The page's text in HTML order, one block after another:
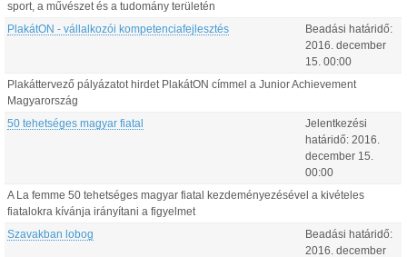
sport, a művészet és a tudomány területén
PlakátON - vállalkozói kompetenciafejlesztés
Beadási határidő:
2016. december
15 00:00
Plakáttervező pályázatot hirdet PlakátON címmel a Junior Achievement
Magyarország
50 tehetséges magyar fiatal
Jelentkezési
határidő: 2016.
december 15
00:00
A La femme 50 tehetséges magyar fiatal kezdeményezésével a kivételes
fiatalokra kívánja irányítani a figyelmet
Szavakban lobog
Beadási határidő:
2016. december